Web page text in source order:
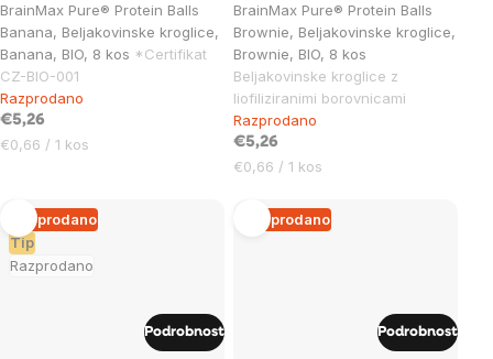
BrainMax Pure® Protein Balls
Banana, Beljakovinske kroglice,
Banana, BIO, 8 kos *Certifikat
CZ-BIO-001
Razprodano
€5,26
Cena
€0,66 / 1 kos
BrainMax Pure® Protein Balls
Brownie, Beljakovinske kroglice,
Brownie, BIO, 8 kos
Beljakovinske kroglice z
liofiliziranimi borovnicami
Razprodano
€5,26
Cena
enoto:
€0,66 / 1 kos
Tip
Razprodano
Razprodano
Podrobnost
Razprodano
Podrobnost